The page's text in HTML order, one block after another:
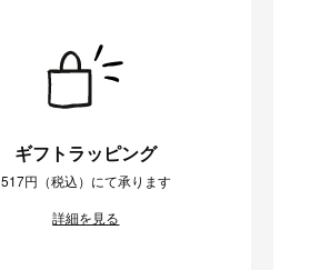
ギフトラッピング
517円（税込）にて承ります
詳細を見る